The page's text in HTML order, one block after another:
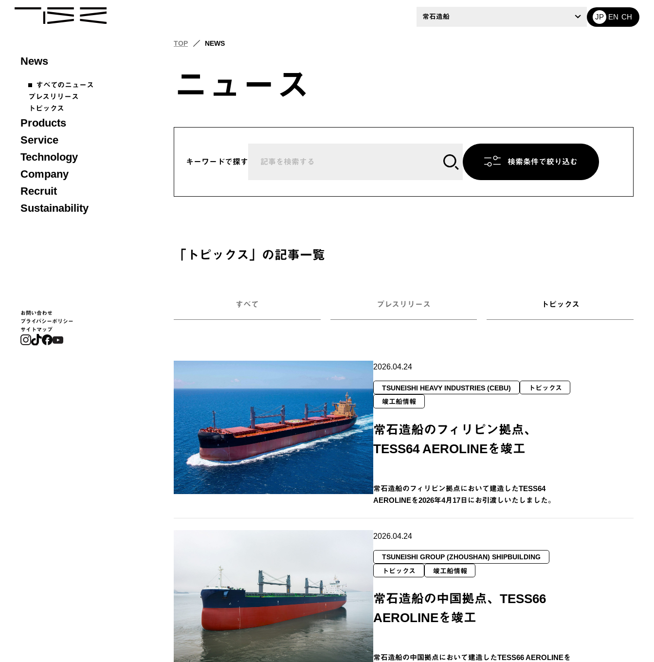
常石造船 JP EN CH
News
すべてのニュース
プレスリリース
トピックス
Products
Service
Technology
Company
Recruit
Sustainability
お問い合わせ
プライバシーポリシー
サイトマップ
TOP NEWS
ニュース
キーワードで探す 検索条件で絞り込む
「 トピックス」の記事一覧
すべて プレスリリース トピックス
2026.04.24
TSUNEISHI HEAVY INDUSTRIES (CEBU)
トピックス
竣工船情報
常石造船のフィリピン拠点、
TESS64 AEROLINEを竣工
常石造船のフィリピン拠点において建造したTESS64
AEROLINEを2026年4月17日にお引渡しいたしました。
2026.04.24
TSUNEISHI GROUP (ZHOUSHAN) SHIPBUILDING
トピックス
竣工船情報
常石造船の中国拠点、TESS66
AEROLINEを竣工
常石造船の中国拠点において建造したTESS66 AEROLINEを